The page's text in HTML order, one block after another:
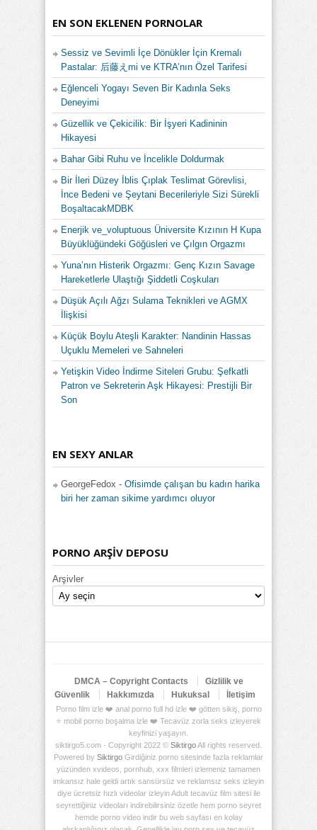
EN SON EKLENEN PORNOLAR
Sessiz ve Sevimli İçe Dönükler İçin Kremalı
Pastalar: 后藤えmi ve KTRA’nın Özel Tarifesi
Eğlenceli Yogayı Seven Bir Kadınla Seks
Deneyimi
Güzellik ve Çekicilik: Bir İşyeri Kadininin
Hikayesi
Bahar Gibi Ruhu ve İncelikle Doldurmak
Bir İleri Düzey İblis Çıplak Teslimat Görevlisi,
İnce Bedeni ve Şeytani Becerileriyle Sizi Sürekli
BoşaltacakMDBK
Enerjik ve_voluptuous Üniversite Kızının H Kupa
Büyüklüğündeki Göğüsleri ve Çılgın Orgazmı
Yuna’nın Histerik Orgazmı: Genç Kızın Savage
Hareketlerle Ulaştığı Şiddetli Coşkuları
Düşük Açılı Ağzı Sulama Teknikleri ve AGMX
İlişkisi
Küçük Boylu Ateşli Karakter: Nandinin Hassas
Uçuklu Memeleri ve Sahneleri
Yetişkin Video İndirme Siteleri Grubu: Şefkatli
Patron ve Sekreterin Aşk Hikayesi: Prestijli Bir
Son
EN SEXY ANLAR
GeorgeFedox - Ofisimde çalışan bu kadın harika
biri her zaman sikime yardımcı oluyor
PORNO ARŞİV DEPOSU
Arşivler
DMCA – Copyright Contacts
Gizlilik ve
Güvenlik
Hakkımızda Hukuksal İletişim
Porno film izle ❤️ anal porno full hd izle ❤️ götten sikiş, porno
⭐ mobil porno boşalma izle ❤️ Tecavüz zorla seks izleyerek
keyfinizi yaşayın.
siktirgo5.com - Copyright 2022 © SiktirgoAll rights reserved.
Powered by Siktirgo Girdiğiniz porno sitesinde fazla reklamlar
yüzünden xvideos, pornhub, xxx filmleri izlemeniz tamamen
imkansız hale geldi artık sansürsüz ve reklamsız seks izleyin
diye ücretsiz hızlı videolar izleyin Adult tecavüz film sitesi ile
seyrettiğiniz videoları indirebilirsiniz özetle hem porno seyret
hemde porno video indir bu web sayfası en kolay